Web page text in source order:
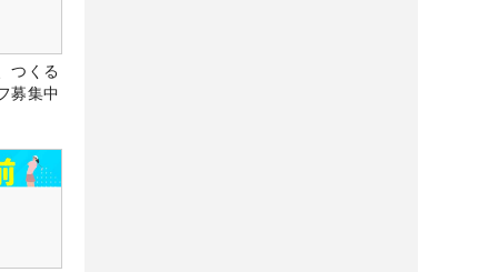
つくる
募集中